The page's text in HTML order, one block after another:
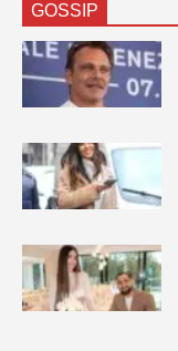
GOSSIP